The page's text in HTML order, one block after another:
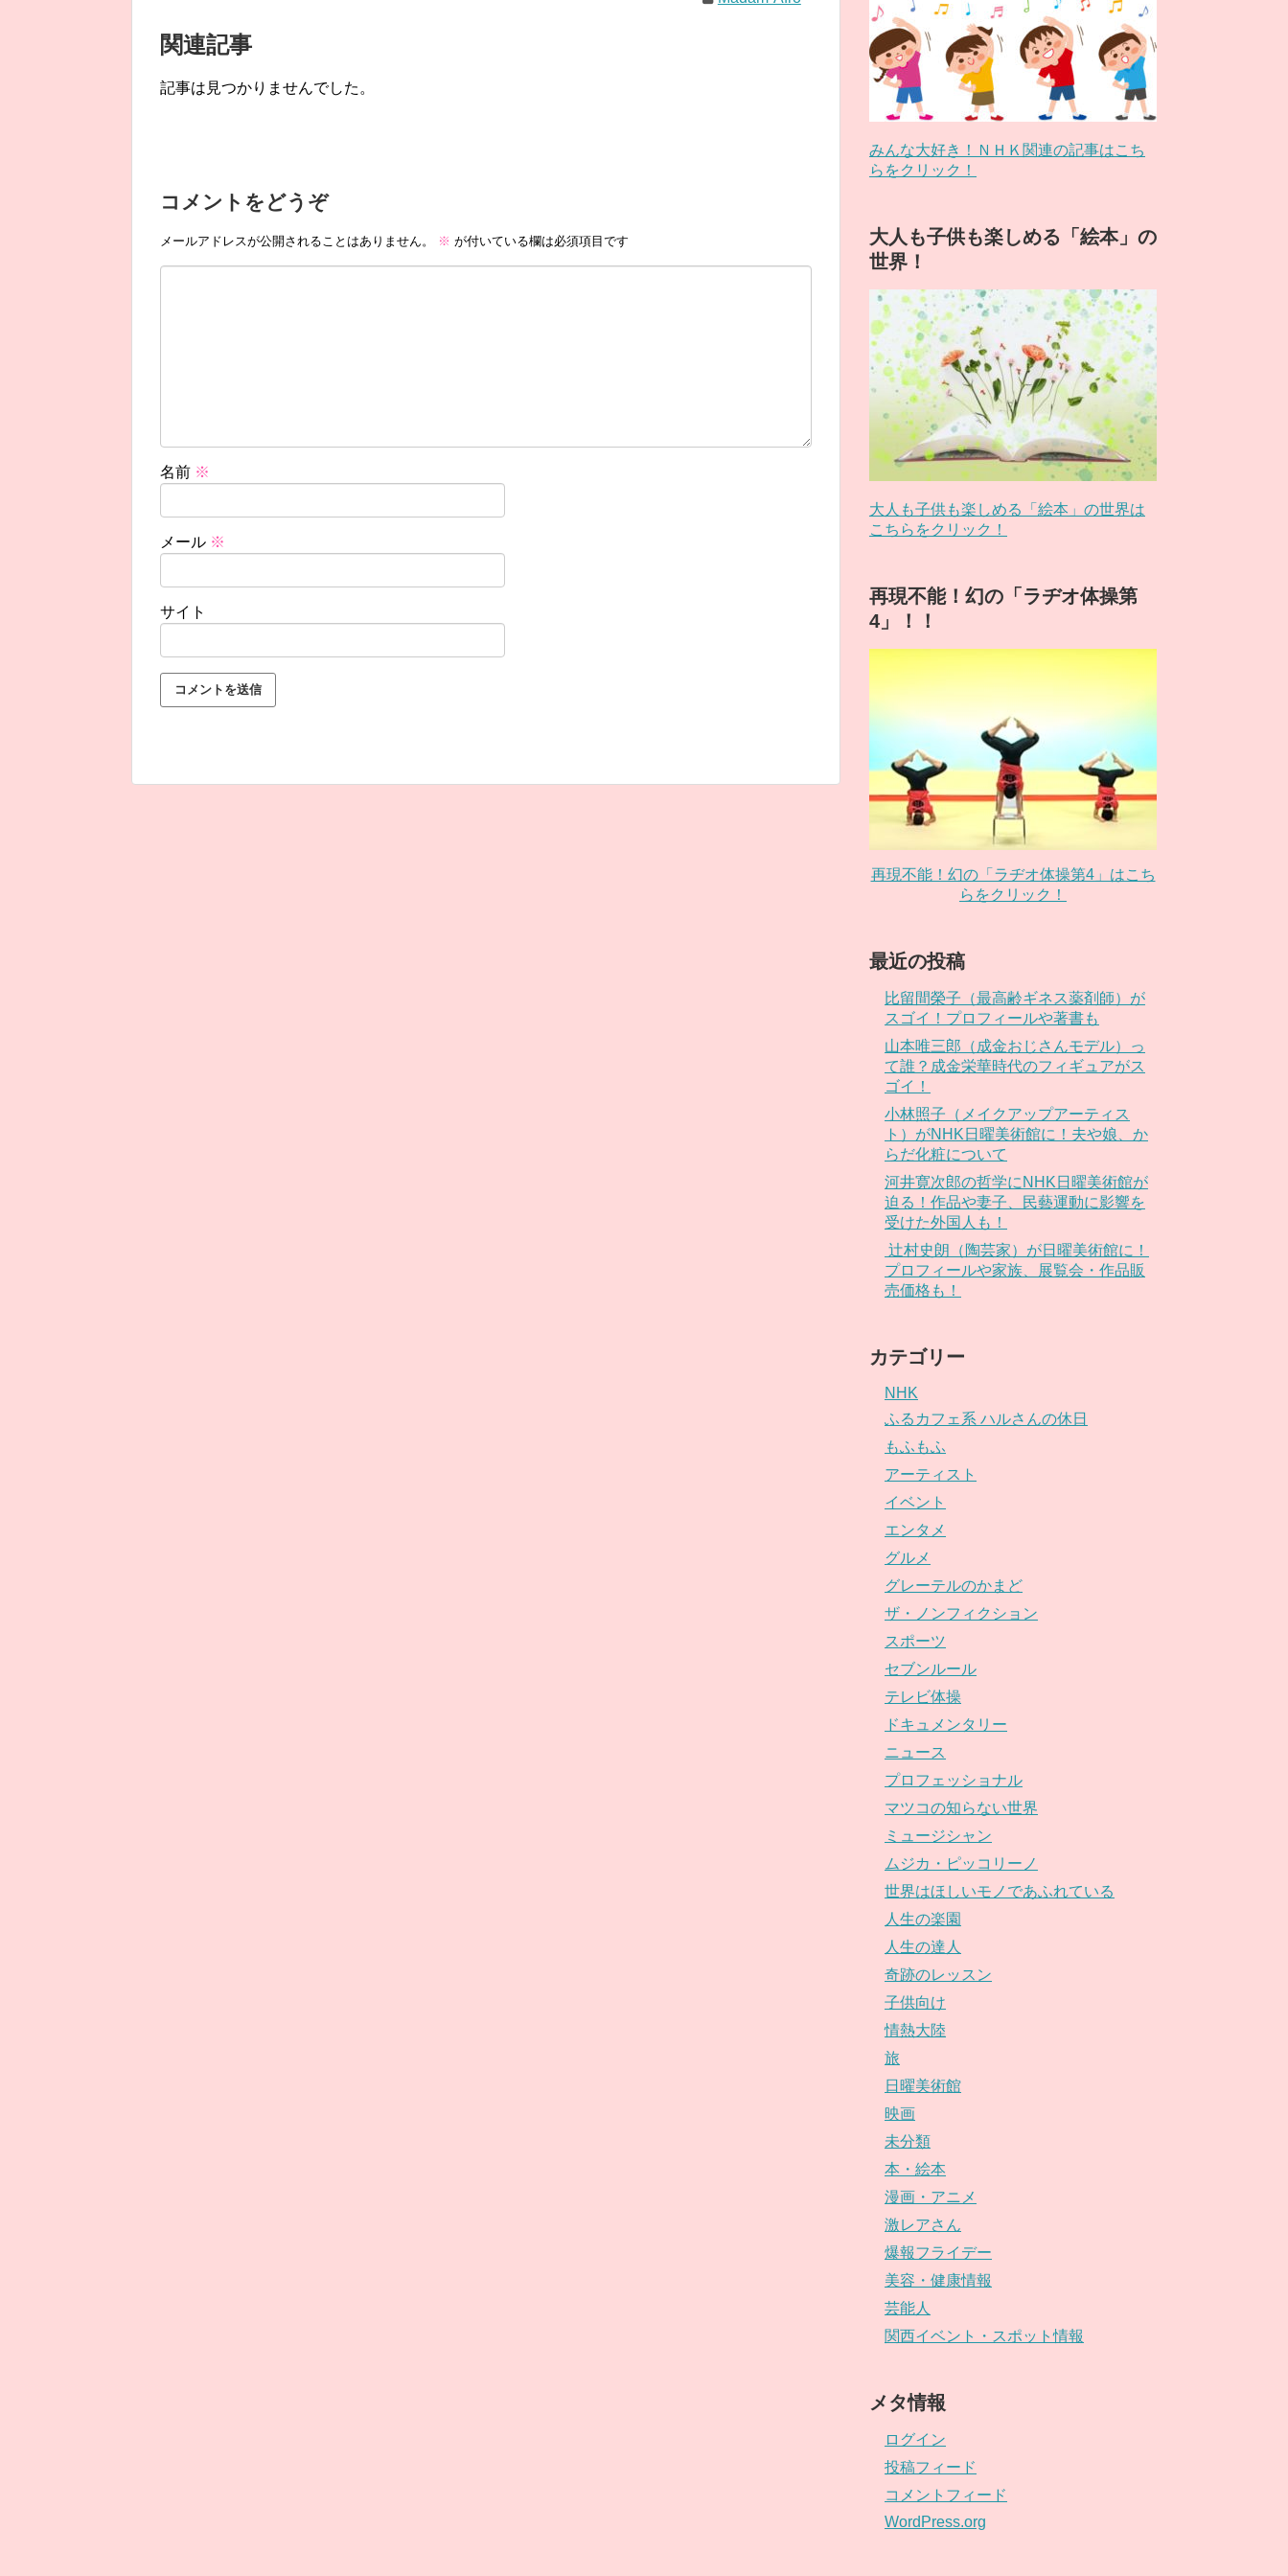
関連記事
記事は見つかりませんでした。
コメントをどうぞ
メールアドレスが公開されることはありません。 ※ が付いている欄は必須項目です
名前 ※
メール ※
サイト
みんな大好き！ＮＨＫ関連の記事はこち
らをクリック！
大人も子供も楽しめる「絵本」の
世界！
大人も子供も楽しめる「絵本」の世界は
こちらをクリック！
再現不能！幻の「ラヂオ体操第
4」！！
再現不能！幻の「ラヂオ体操第4」はこち
らをクリック！
最近の投稿
比留間榮子（最高齢ギネス薬剤師）が
スゴイ！プロフィールや著書も
山本唯三郎（成金おじさんモデル）っ
て誰？成金栄華時代のフィギュアがス
ゴイ！
小林照子（メイクアップアーティス
ト）がNHK日曜美術館に！夫や娘、か
らだ化粧について
河井寛次郎の哲学にNHK日曜美術館が
迫る！作品や妻子、民藝運動に影響を
受けた外国人も！
辻村史朗（陶芸家）が日曜美術館に！
プロフィールや家族、展覧会・作品販
売価格も！
カテゴリー
NHK
ふるカフェ系 ハルさんの休日
もふもふ
アーティスト
イベント
エンタメ
グルメ
グレーテルのかまど
ザ・ノンフィクション
スポーツ
セブンルール
テレビ体操
ドキュメンタリー
ニュース
プロフェッショナル
マツコの知らない世界
ミュージシャン
ムジカ・ピッコリーノ
世界はほしいモノであふれている
人生の楽園
人生の達人
奇跡のレッスン
子供向け
情熱大陸
旅
日曜美術館
映画
未分類
本・絵本
漫画・アニメ
激レアさん
爆報フライデー
美容・健康情報
芸能人
関西イベント・スポット情報
メタ情報
ログイン
投稿フィード
コメントフィード
WordPress.org